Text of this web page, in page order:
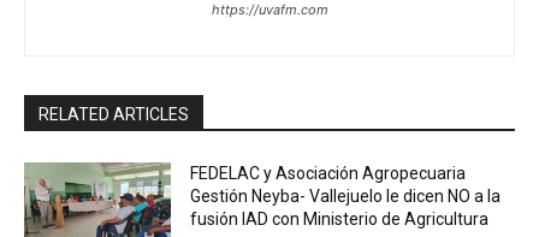
https://uvafm.com
RELATED ARTICLES
FEDELAC y Asociación Agropecuaria
Gestión Neyba- Vallejuelo le dicen NO a la
fusión IAD con Ministerio de Agricultura